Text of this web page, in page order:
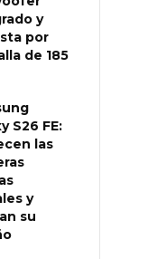
y
por
de 185
S26 FE:
las
y
su